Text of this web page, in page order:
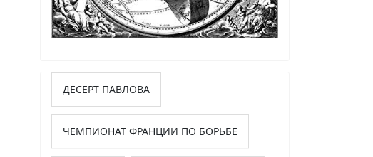
ДЕСЕРТ ПАВЛОВА
ЧЕМПИОНАТ ФРАНЦИИ ПО БОРЬБЕ